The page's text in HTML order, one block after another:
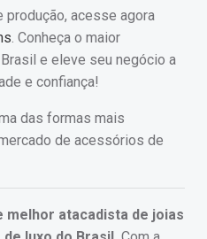
produção, acesse agora
. Conheça o maior
e eleve seu negócio a
e confiança!
das formas mais
de acessórios de
melhor atacadista de joias